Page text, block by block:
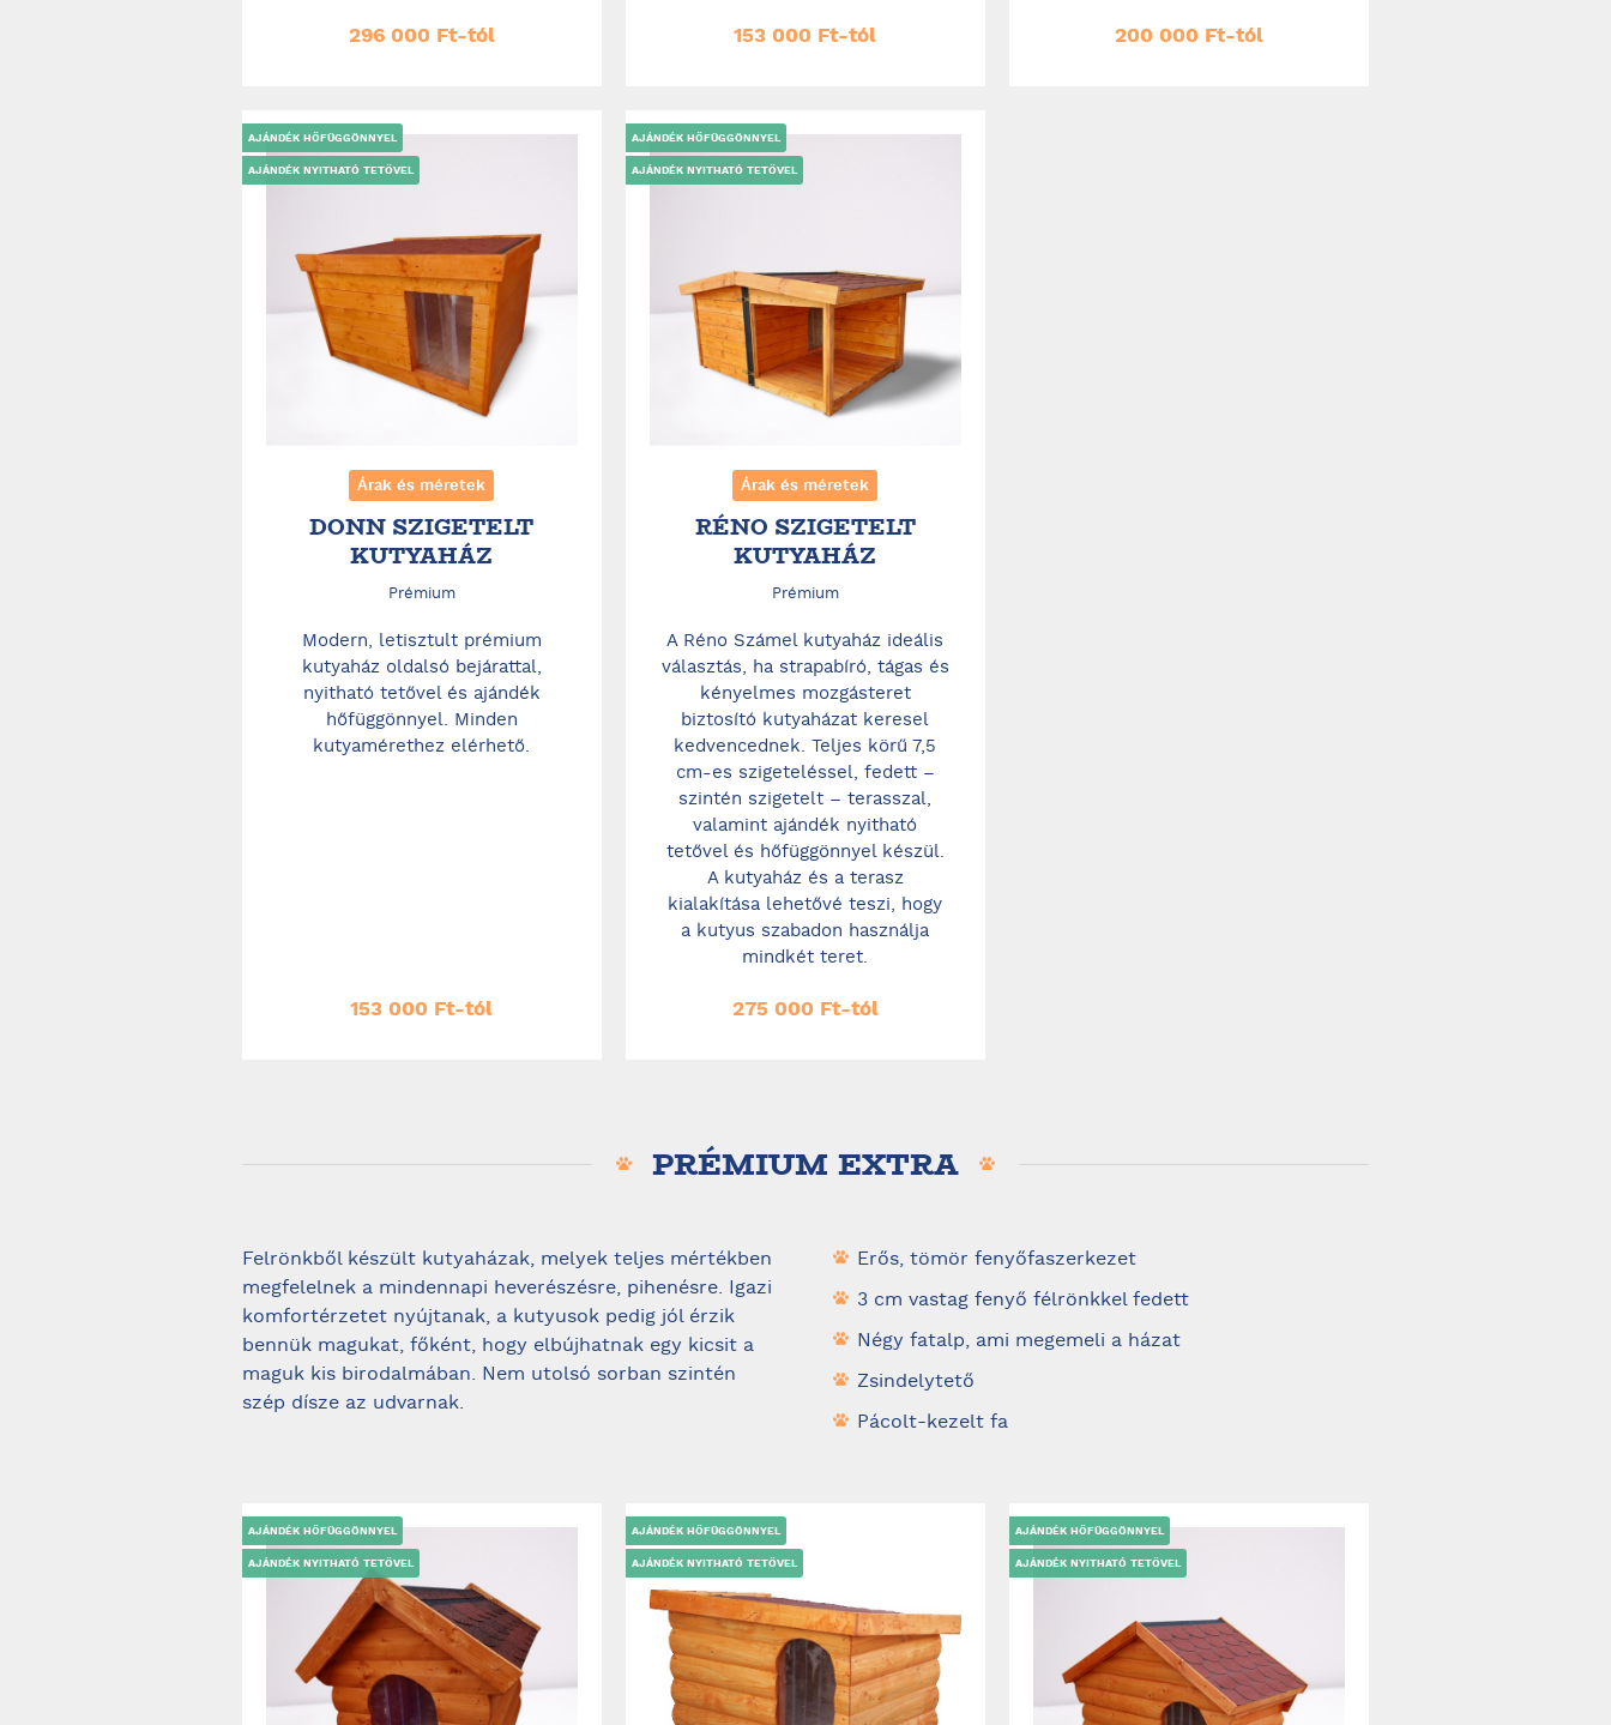
296 000 Ft-tól 153 000 Ft-tól 200 000 Ft-tól
Árak és méretek
DONN SZIGETELT
KUTYAHÁZ
Prémium
Modern, letisztult prémium
kutyaház oldalsó bejárattal,
nyitható tetővel és ajándék
hőfüggönnyel. Minden
kutyamérethez elérhető.
153 000 Ft-tól
AJÁNDÉK HŐFÜGGÖNNYEL
AJÁNDÉK NYITHATÓ TETŐVEL
Árak és méretek
RÉNO SZIGETELT
KUTYAHÁZ
Prémium
A Réno Számel kutyaház ideális
választás, ha strapabíró, tágas és
kényelmes mozgásteret
biztosító kutyaházat keresel
kedvencednek. Teljes körű 7,5
cm-es szigeteléssel, fedett –
szintén szigetelt – terasszal,
valamint ajándék nyitható
tetővel és hőfüggönnyel készül.
A kutyaház és a terasz
kialakítása lehetővé teszi, hogy
a kutyus szabadon használja
mindkét teret.
275 000 Ft-tól
AJÁNDÉK HŐFÜGGÖNNYEL
AJÁNDÉK NYITHATÓ TETŐVEL
PRÉMIUM EXTRA
Felrönkből készült kutyaházak, melyek teljes mértékben
megfelelnek a mindennapi heverészésre, pihenésre. Igazi
komfortérzetet nyújtanak, a kutyusok pedig jól érzik
bennük magukat, főként, hogy elbújhatnak egy kicsit a
maguk kis birodalmában. Nem utolsó sorban szintén
szép dísze az udvarnak.
Erős, tömör fenyőfaszerkezet
3 cm vastag fenyő félrönkkel fedett
Négy fatalp, ami megemeli a házat
Zsindelytető
Pácolt-kezelt fa
AJÁNDÉK HŐFÜGGÖNNYEL
AJÁNDÉK NYITHATÓ TETŐVEL
AJÁNDÉK HŐFÜGGÖNNYEL
AJÁNDÉK NYITHATÓ TETŐVEL
AJÁNDÉK HŐFÜGGÖNNYEL
AJÁNDÉK NYITHATÓ TETŐVEL